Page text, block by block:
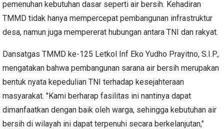
pemenuhan kebutuhan dasar seperti air bersih. Kehadiran
TMMD tidak hanya mempercepat pembangunan infrastruktur
desa, namun juga mempererat hubungan antara TNI dan rakyat.
Dansatgas TMMD ke-125 Letkol Inf Eko Yudho Prayitno, S.I.P.,
mengatakan bahwa pembangunan sarana air bersih merupakan
bentuk nyata kepedulian TNI terhadap kesejahteraan
masyarakat. "Kami berharap fasilitas ini nantinya dapat
dimanfaatkan dengan baik oleh warga, sehingga kebutuhan air
bersih di wilayah ini dapat terpenuhi secara berkelanjutan,"